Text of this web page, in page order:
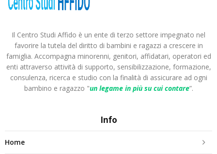
Il Centro Studi Affido è un ente di terzo settore impegnato nel
favorire la tutela del diritto di bambini e ragazzi a crescere in
famiglia. Accompagna minorenni, genitori, affidatari, operatori ed
enti attraverso attività di supporto, sensibilizzazione, formazione,
consulenza, ricerca e studio con la finalità di assicurare ad ogni
bambino e ragazzo "un legame in più su cui contare”.
Info
Home